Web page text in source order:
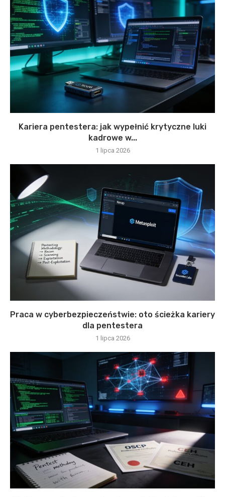
Kariera pentestera: jak wypełnić krytyczne luki
kadrowe w...
1 lipca 2026
Praca w cyberbezpieczeństwie: oto ścieżka kariery
dla pentestera
1 lipca 2026